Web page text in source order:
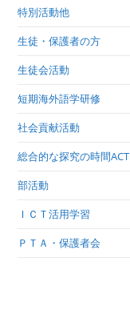
特別活動他
生徒・保護者の方
生徒会活動
短期海外語学研修
社会貢献活動
総合的な探究の時間ACT
部活動
ＩＣＴ活用学習
ＰＴＡ・保護者会